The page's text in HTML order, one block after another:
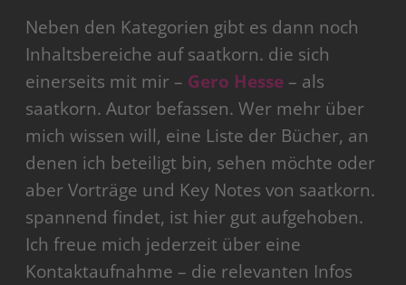
Neben den Kategorien gibt es dann noch
Inhaltsbereiche auf saatkorn. die sich
einerseits mit mir – Gero Hesse – als
saatkorn. Autor befassen. Wer mehr über
mich wissen will, eine Liste der Bücher, an
denen ich beteiligt bin, sehen möchte oder
aber Vorträge und Key Notes von saatkorn.
spannend findet, ist hier gut aufgehoben.
Ich freue mich jederzeit über eine
Kontaktaufnahme – die relevanten Infos